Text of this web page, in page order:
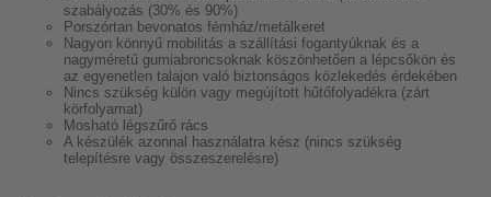
szabályozás (30% és 90%)
Porszórtan bevonatos fémház/metálkeret
Nagyon könnyű mobilitás a szállítási fogantyúknak és a
nagyméretű gumiabroncsoknak köszönhetően a lépcsőkön és
az egyenetlen talajon való biztonságos közlekedés érdekében
Nincs szükség külön vagy megújított hűtőfolyadékra (zárt
körfolyamat)
Mosható légszűrő rács
A készülék azonnal használatra kész (nincs szükség
telepítésre vagy összeszerelésre)